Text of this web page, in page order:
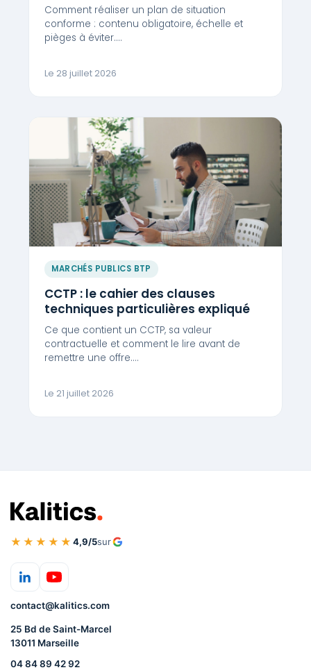
Comment réaliser un plan de situation
conforme : contenu obligatoire, échelle et
pièges à éviter.…
Le 28 juillet 2026
MARCHÉS PUBLICS BTP
CCTP : le cahier des clauses
techniques particulières expliqué
Ce que contient un CCTP, sa valeur
contractuelle et comment le lire avant de
remettre une offre.…
Le 21 juillet 2026
★★★★★ 4,9/5sur
contact@kalitics.com
25 Bd de Saint-Marcel
13011 Marseille
04 84 89 42 92